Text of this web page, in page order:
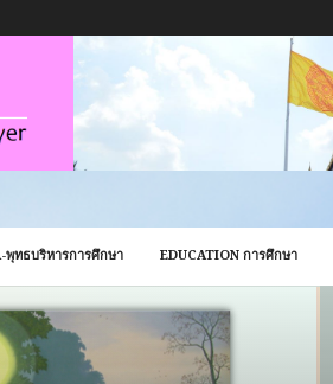
พุทธบริหารการศึกษา EDUCATION การศึกษา